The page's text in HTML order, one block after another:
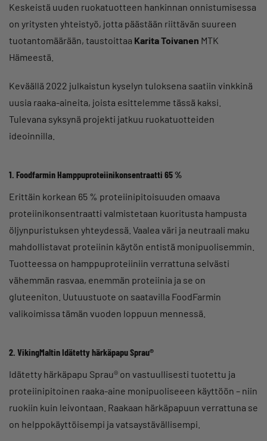
Keskeistä uuden ruokatuotteen hankinnan onnistumisessa
on yritysten yhteistyö, jotta päästään riittävän suureen
tuotantomäärään, taustoittaa Karita Toivanen MTK
Hämeestä.
Keväällä 2022 julkaistun kyselyn tuloksena saatiin vinkkinä
uusia raaka-aineita, joista esittelemme tässä kaksi.
Tulevana syksynä projekti jatkuu ruokatuotteiden
ideoinnilla.
1. Foodfarmin Hamppuproteiinikonsentraatti 65 %
Erittäin korkean 65 % proteiinipitoisuuden omaava
proteiinikonsentraatti valmistetaan kuoritusta hampusta
öljynpuristuksen yhteydessä. Vaalea väri ja neutraali maku
mahdollistavat proteiinin käytön entistä monipuolisemmin.
Tuotteessa on hamppuproteiiniin verrattuna selvästi
vähemmän rasvaa, enemmän proteiinia ja se on
gluteeniton. Uutuustuote on saatavilla FoodFarmin
valikoimissa tämän vuoden loppuun mennessä.
2. VikingMaltin Idätetty härkäpapu Sprau®
Idätetty härkäpapu Sprau® on vastuullisesti tuotettu ja
proteiinipitoinen raaka-aine monipuoliseeen käyttöön – niin
ruokiin kuin leivontaan. Raakaan härkäpapuun verrattuna se
on helppokäyttöisempi ja vatsaystävällisempi.